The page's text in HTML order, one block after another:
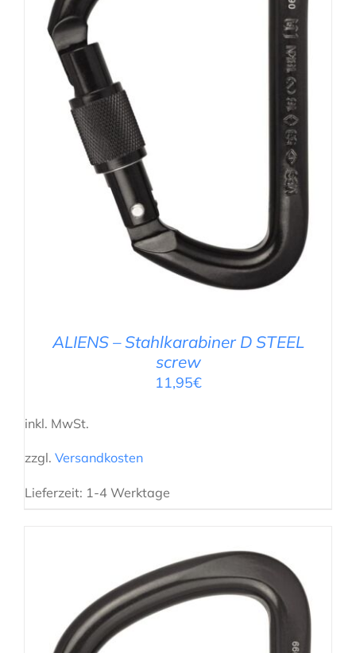
AUSFÜHRUNG WÄHLEN
ALIENS – Stahlkarabiner D STEEL
screw
11,95€
inkl. MwSt.
zzgl. Versandkosten
Lieferzeit: 1-4 Werktage